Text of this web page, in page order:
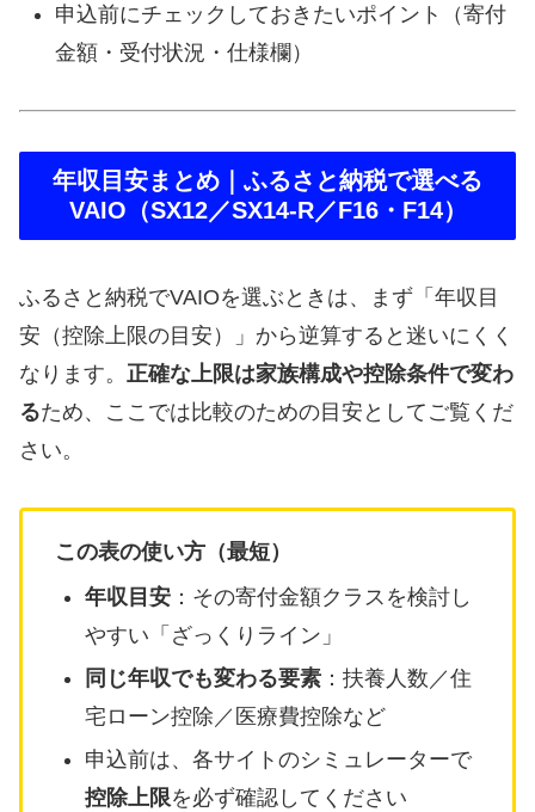
申込前にチェックしておきたいポイント（寄付
金額・受付状況・仕様欄）
年収目安まとめ｜ふるさと納税で選べる
VAIO（SX12／SX14-R／F16・F14）
ふるさと納税でVAIOを選ぶときは、まず「年収目
安（控除上限の目安）」から逆算すると迷いにくく
なります。 正確な上限は家族構成や控除条件で変わ
るため、ここでは比較のための目安としてご覧くだ
さい。
この表の使い方（最短）
年収目安 ：その寄付金額クラスを検討し
やすい「ざっくりライン」
同じ年収でも変わる要素 ：扶養人数／住
宅ローン控除／医療費控除など
申込前は、各サイトのシミュレーターで
控除上限を必ず確認してください